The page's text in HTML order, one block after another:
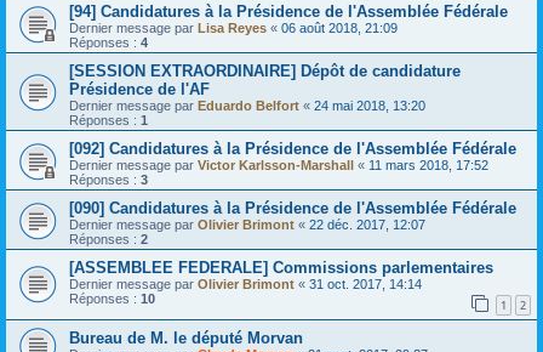
[94] Candidatures à la Présidence de l'Assemblée Fédérale
Dernier message par Lisa Reyes « 06 août 2018, 21:09
Réponses : 4
[SESSION EXTRAORDINAIRE] Dépôt de candidature
Présidence de l'AF
Dernier message par Eduardo Belfort « 24 mai 2018, 13:20
Réponses : 1
[092] Candidatures à la Présidence de l'Assemblée Fédérale
Dernier message par Victor Karlsson-Marshall « 11 mars 2018, 17:52
Réponses : 3
[090] Candidatures à la Présidence de l'Assemblée Fédérale
Dernier message par Olivier Brimont « 22 déc. 2017, 12:07
Réponses : 2
[ASSEMBLEE FEDERALE] Commissions parlementaires
Dernier message par Olivier Brimont « 31 oct. 2017, 14:14
Réponses : 10 1 2
Bureau de M. le député Morvan